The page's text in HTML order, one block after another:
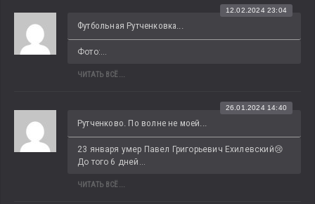
Футбольная Рутченковка...
12.02.2024 23:04
Фото:...
ЧИТАТЬ ВСЁ...
Рутченково. По волне не моей...
26.01.2024 14:40
23 января умер Павел Григорьевич Ехилевский😢
До того 6 дней...
ЧИТАТЬ ВСЁ...